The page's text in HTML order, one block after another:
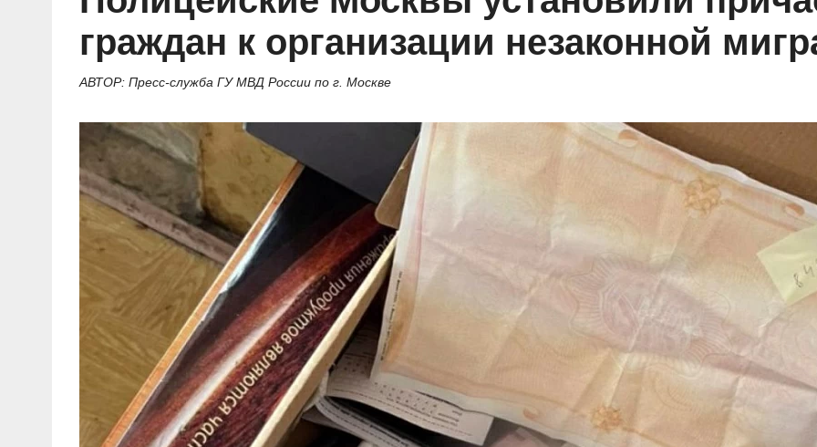
В знании сила
Специальный репортаж
КиберПОСТОВОЙ
Газета «Щит и меч»
Журнал «Полиция России»
О ПОРТАЛЕ
граждан к организации незаконной
АВТОР: Пресс-служба ГУ МВД России по г. Москве